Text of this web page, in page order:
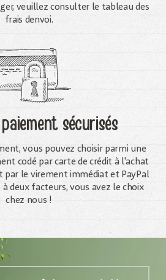
veuillez consulter le tableau des
frais denvoi.
sécurisés
vous pouvez choisir parmi une
codé par carte de crédit à l'achat
par le virement immédiat et PayPal
deux facteurs, vous avez le choix
chez nous !